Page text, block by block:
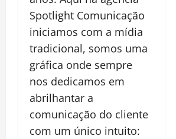
Spotlight Comunicação
iniciamos com a mídia
tradicional, somos uma
gráfica onde sempre
nos dedicamos em
abrilhantar a
comunicação do cliente
com um único intuito: